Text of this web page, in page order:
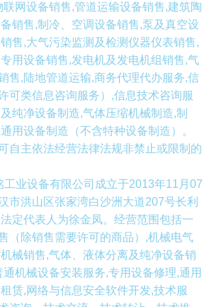
网设备销售,管道运输设备销售,建筑陶
销售,制冷、空调设备销售,泵及真空设
售,大气污染监测及检测仪器仪表销售,
用设备销售,发电机及发电机组销售,气
售,陆地管道运输,商务代理代办服务,信
可类信息咨询服务）,信息技术咨询服
纯净设备制造,气体压缩机械制造,制
用设备制造（不含特种设备制造）。
自主依法经营法律法规非禁止或限制的
工业设备有限公司成立于2013年11月07
市洪山区张家湾白沙洲大道207号长利
定代表人为徐金凤。经营范围包括一
（除销售需要许可的商品）,机械电气
械销售,气体、液体分离及纯净设备销
机械设备安装服务,专用设备修理,通用
赁,网络与信息安全软件开发,技术服